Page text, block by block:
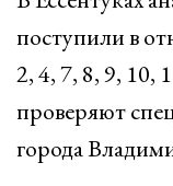
поступили в
2, 4, 7, 8, 9, 10,
проверяют
города